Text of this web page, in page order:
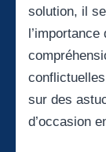
solution, il
sur des
d’occasion